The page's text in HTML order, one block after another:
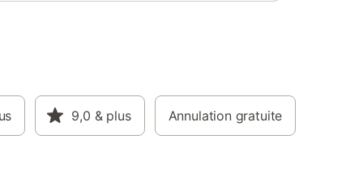
9,0 & plus Annulation gratuite